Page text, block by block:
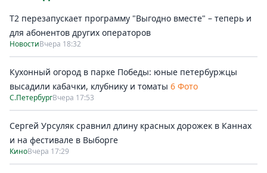
Т2 перезапускает программу "Выгодно вместе" – теперь и
для абонентов других операторов
НовостиВчера 18:32
Кухонный огород в парке Победы: юные петербуржцы
высадили кабачки, клубнику и томаты 6 Фото
С.ПетербургВчера 17:53
Сергей Урсуляк сравнил длину красных дорожек в Каннах
и на фестивале в Выборге
КиноВчера 17:29